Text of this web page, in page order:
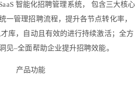
智能化招聘管理系统， 包含三大核心
一管理招聘流程，提升各节点转化率，
库，自动且有效的进行持续激活；全方
见–全面帮助企业提升招聘效能。
产品功能